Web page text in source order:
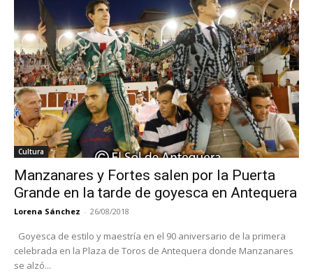
Cultura
Manzanares y Fortes salen por la Puerta
Grande en la tarde de goyesca en Antequera
Lorena Sánchez - 26/08/2018
Goyesca de estilo y maestría en el 90 aniversario de la primera
celebrada en la Plaza de Toros de Antequera donde Manzanares
se alzó...